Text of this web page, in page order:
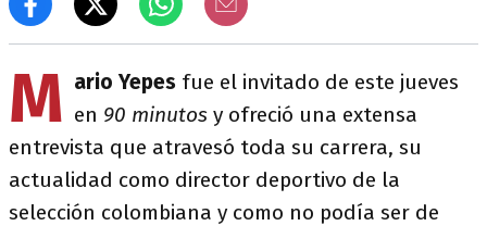
M ario Yepes fue el invitado de este jueves
en 90 minutos y ofreció una extensa
entrevista que atravesó toda su carrera, su
actualidad como director deportivo de la
selección colombiana y como no podía ser de